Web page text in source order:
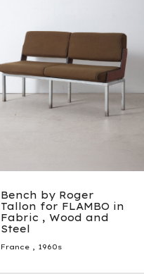
Bench by Roger
Tallon for FLAMBO in
Fabric , Wood and
Steel
France , 1960s